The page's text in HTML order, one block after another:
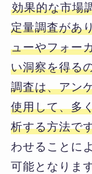
効果的な市場
定量調査があ
ューやフォー
い洞察を得る
調査は、アン
使用して、多
析する方法で
わせることに
可能となりま